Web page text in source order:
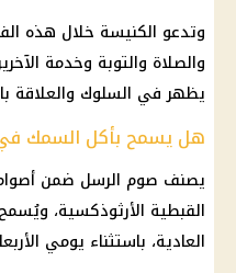
وتدعو الكنيسة خلال هذه
والصلاة والتوبة وخدمة
يظهر في السلوك والعلاقة
هل يسمح بأكل السمك
يصنف صوم الرسل ضمن أصوام
القبطية الأرثوذكسية،
العادية، باستثناء يومي